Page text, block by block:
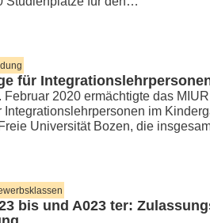
für
Februar 2020 ermächtigte das
im
Universität Bozen, die
bis und A023 ter: